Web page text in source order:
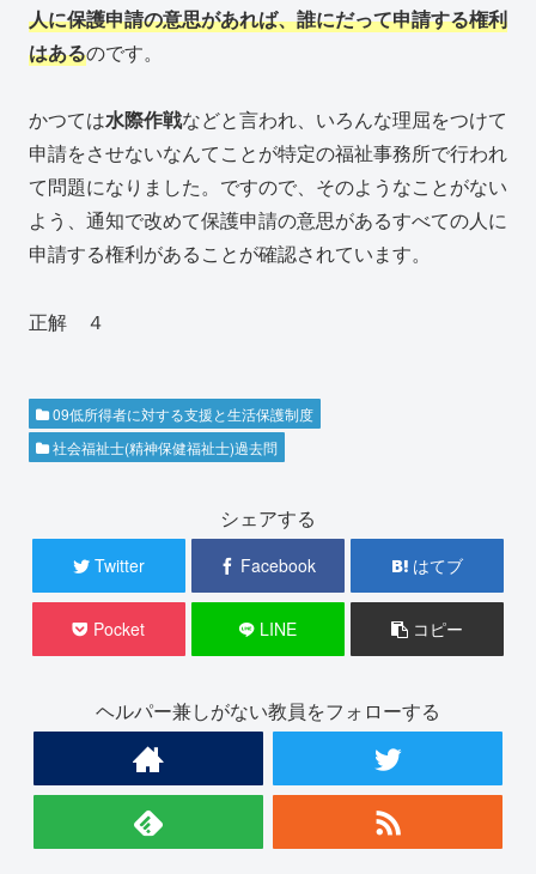
人に保護申請の意思があれば、誰にだって申請する権利
はあるのです。
かつては水際作戦などと言われ、いろんな理屈をつけて
申請をさせないなんてことが特定の福祉事務所で行われ
て問題になりました。ですので、そのようなことがない
よう、通知で改めて保護申請の意思があるすべての人に
申請する権利があることが確認されています。
正解 ４
09低所得者に対する支援と生活保護制度
社会福祉士(精神保健福祉士)過去問
シェアする
Twitter Facebook はてブ
Pocket LINE コピー
ヘルパー兼しがない教員をフォローする